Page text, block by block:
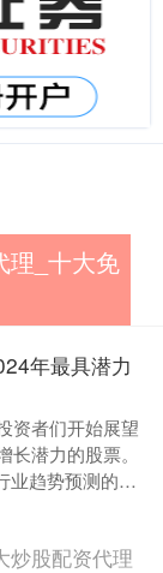
理_十大免
年最具潜力
资者们开始展望
潜力的股票。
业趋势预测的
那么事实真的
炒股配资代理